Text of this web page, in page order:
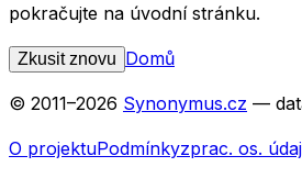
pokračujte na úvodní stránku.
Zkusit znovu Domů
© 2011–2026 Synonymus.cz —
O projektuPodmínkyzprac. os.